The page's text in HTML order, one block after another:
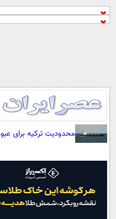
محدودیت ترکیه برای